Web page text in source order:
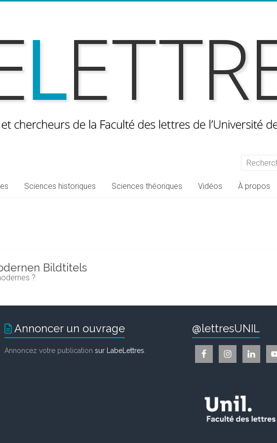
Sciences historiques Sciences théoriques Vidéos À propos
Bildtitels
?
Annoncer un ouvrage
Annoncez votre publication sur LabeLettres
@lettresUNIL